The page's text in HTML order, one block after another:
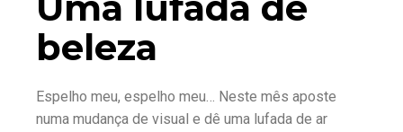
beleza
Espelho meu, espelho meu… Neste mês aposte
numa mudança de visual e dê uma lufada de ar